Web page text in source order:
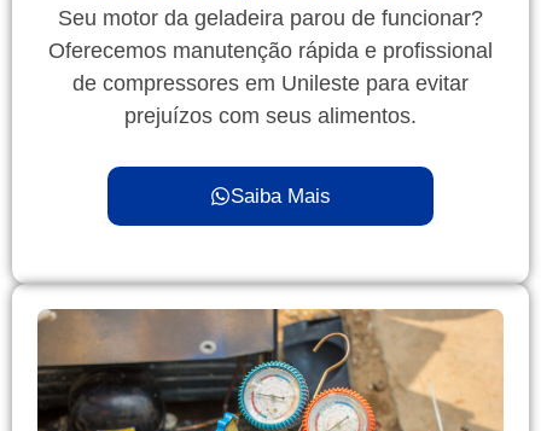
Seu motor da geladeira parou de funcionar?
Oferecemos manutenção rápida e profissional
de compressores em Unileste para evitar
prejuízos com seus alimentos.
Saiba Mais